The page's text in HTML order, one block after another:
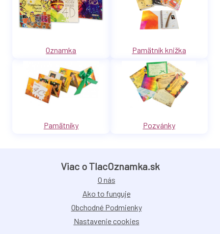
Oznamka Pamätník knižka
Pamätníky Pozvánky
Viac o TlacOznamka.sk
O nás
Ako to funguje
Obchodné Podmienky
Nastavenie cookies